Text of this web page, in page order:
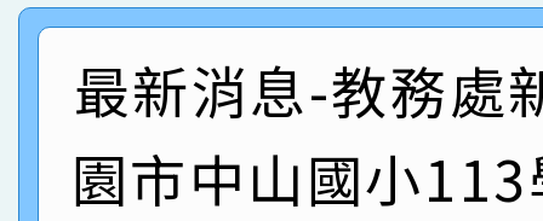
創客第三名。
名
倩參加桃園市科展 國
名 指導老師王老師、
賀！本校四年二班張O
園市英語競賽國小朗讀
賀！本校參加桃園市中
最新消息-教務處
園市中山國小